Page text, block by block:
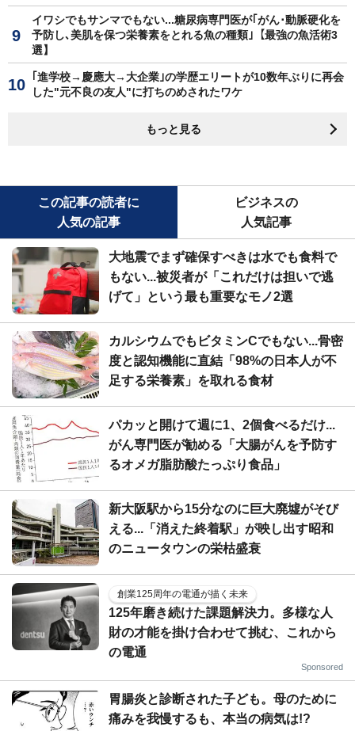
イワシでもサンマでもない...糖尿病専門医が｢がん･動脈硬化を
予防し､美肌を保つ栄養素をとれる魚の種類｣【最強の魚活術3
選】
｢進学校→慶應大→大企業｣の学歴エリートが10数年ぶりに再会
した"元不良の友人"に打ちのめされたワケ
もっと見る
この記事の読者に
人気の記事
ビジネスの
人気記事
大地震でまず確保すべきは水でも食料で
もない...被災者が「これだけは担いで逃
げて」という最も重要なモノ2選
カルシウムでもビタミンCでもない...骨密
度と認知機能に直結「98%の日本人が不
足する栄養素」を取れる食材
パカッと開けて週に1、2個食べるだけ...
がん専門医が勧める「大腸がんを予防す
るオメガ脂肪酸たっぷり食品」
新大阪駅から15分なのに巨大廃墟がそび
える...「消えた終着駅」が映し出す昭和
のニュータウンの栄枯盛衰
創業125周年の電通が描く未来
125年磨き続けた課題解決力。多様な人
財の才能を掛け合わせて挑む、これから
の電通
Sponsored
胃腸炎と診断された子ども。母のために
痛みを我慢するも、本当の病気は!?